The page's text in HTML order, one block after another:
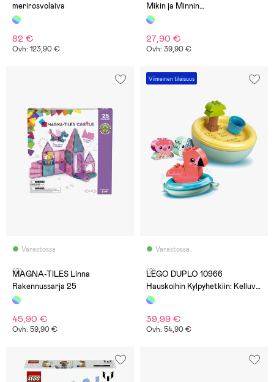
merirosvolaiva
82 €
Ovh: 123,90 €
Mikin ja Minnin
Syntymäpäiväjuna
27,90 €
Ovh: 39,90 €
Varastossa
(0)
MAGNA-TILES Linna
Rakennussarja 25
45,90 €
Ovh: 59,90 €
Viimeinen tilaisuus
Varastossa
(2)
LEGO DUPLO 10966
Hauskoihin Kylpyhetkiin: Kelluva
Eläinsaari
39,99 €
Ovh: 54,90 €